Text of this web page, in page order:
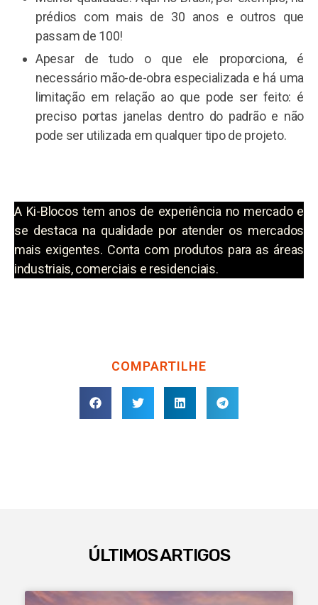
prédios com mais de 30 anos e outros que
passam de 100!
Apesar de tudo o que ele proporciona, é
necessário mão-de-obra especializada e há uma
limitação em relação ao que pode ser feito: é
preciso portas janelas dentro do padrão e não
pode ser utilizada em qualquer tipo de projeto.
A Ki-Blocos tem anos de experiência no mercado e
se destaca na qualidade por atender os mercados
mais exigentes. Conta com produtos para as áreas
industriais, comerciais e residenciais.
COMPARTILHE
ÚLTIMOS ARTIGOS